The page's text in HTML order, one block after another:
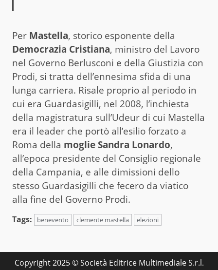
Per Mastella, storico esponente della
Democrazia Cristiana, ministro del Lavoro
nel Governo Berlusconi e della Giustizia con
Prodi, si tratta dell’ennesima sfida di una
lunga carriera. Risale proprio al periodo in
cui era Guardasigilli, nel 2008, l’inchiesta
della magistratura sull’Udeur di cui Mastella
era il leader che portò all’esilio forzato a
Roma della moglie Sandra Lonardo,
all’epoca presidente del Consiglio regionale
della Campania, e alle dimissioni dello
stesso Guardasigilli che fecero da viatico
alla fine del Governo Prodi.
Tags: benevento clemente mastella elezioni
Copyright 2025 © Società Editrice Multimediale S.r.l.